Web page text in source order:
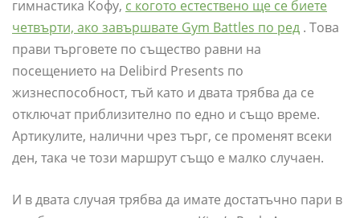
гимнастика Кофу, с когото естествено ще се биете
четвърти, ако завършвате Gym Battles по ред . Това
прави търговете по същество равни на
посещението на Delibird Presents по
жизнеспособност, тъй като и двата трябва да се
отключат приблизително по едно и също време.
Артикулите, налични чрез търг, се променят всеки
ден, така че този маршрут също е малко случаен.
И в двата случая трябва да имате достатъчно пари в